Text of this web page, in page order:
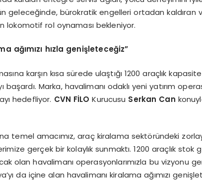
geleceğinde, bürokratik engelleri ortadan kaldıran
lokomotif rol oynaması bekleniyor.
ağımızı hızla genişleteceğiz”
karşın kısa sürede ulaştığı 1200 araçlık
Marka, havalimanı odaklı yeni yatırım
hedefliyor. CVN FİLO Kurucusu Serkan Can
temel amacımız, araç kiralama sektöründeki
gerçek bir kolaylık sunmaktı. 1200 araçlık stok
olan havalimanı operasyonlarımızla bu vizyonu
da içine alan havalimanı kiralama ağımızı